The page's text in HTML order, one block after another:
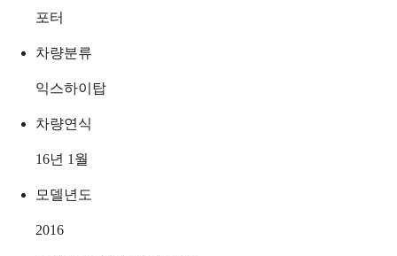
포터
차량분류
익스하이탑
차량연식
16년 1월
모델년도
2016